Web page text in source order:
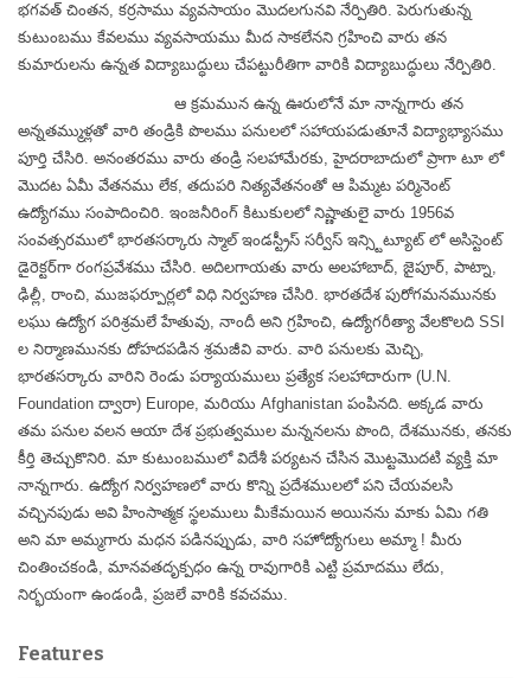
భగవత్ చింతన, కర్రసాము వ్యవసాయం మొదలగునవి నేర్పితిరి. పెరుగుతున్న
కుటుంబము కేవలము వ్యవసాయము మీద సాకలేనని గ్రహించి వారు తన
కుమారులను ఉన్నత విద్యాబుద్ధులు చేపట్టురీతిగా వారికి విద్యాబుద్ధులు నేర్పితిరి.
ఆ క్రమమున ఉన్న ఊరులోనే మా నాన్నగారు తన
అన్నతమ్ముళ్లతో వారి తండ్రికి పొలము పనులలో సహాయపడుతూనే విద్యాభ్యాసము
పూర్తి చేసిరి. అనంతరము వారు తండ్రి సలహామేరకు, హైదరాబాదులో ప్రాగా టూ లో
మొదట ఏమీ వేతనము లేక, తదుపరి నిత్యవేతనంతో ఆ పిమ్మట పర్మినెంట్
ఉద్యోగము సంపాదించిరి. ఇంజనీరింగ్ కిటుకులలో నిష్ణాతులై వారు 1956వ
సంవత్సరములో భారతసర్కారు స్మాల్ ఇండస్ట్రీస్ సర్వీస్ ఇన్స్టిట్యూట్ లో అసిస్టెంట్
డైరెక్టర్‌గా రంగప్రవేశము చేసిరి. అదిలగాయతు వారు అలహాబాద్, జైపూర్, పాట్నా,
ఢిల్లీ, రాంచి, ముజఫర్పూర్లలో విధి నిర్వహణ చేసిరి. భారతదేశ పురోగమనమునకు
లఘు ఉద్యోగ పరిశ్రమలే హేతువు, నాందీ అని గ్రహించి, ఉద్యోగరీత్యా వేలకొలది SSI
ల నిర్మాణమునకు దోహదపడిన శ్రమజీవి వారు. వారి పనులకు మెచ్చి,
భారతసర్కారు వారిని రెండు పర్యాయములు ప్రత్యేక సలహాదారుగా (U.N.
Foundation ద్వారా) Europe, మరియు Afghanistan పంపినది. అక్కడ వారు
తమ పనుల వలన ఆయా దేశ ప్రభుత్వముల మన్ననలను పొంది, దేశమునకు, తనకు
కీర్తి తెచ్చుకొనిరి. మా కుటుంబములో విదేశీ పర్యటన చేసిన మొట్టమొదటి వ్యక్తి మా
నాన్నగారు. ఉద్యోగ నిర్వహణలో వారు కొన్ని ప్రదేశములలో పని చేయవలసి
వచ్చినపుడు అవి హింసాత్మక స్థలములు మీకేమయిన అయినను మాకు ఏమి గతి
అని మా అమ్మగారు మధన పడినప్పుడు, వారి సహోద్యోగులు అమ్మా ! మీరు
చింతించకండి, మానవతదృక్పధం ఉన్న రావుగారికి ఎట్టి ప్రమాదము లేదు,
నిర్భయంగా ఉండండి, ప్రజలే వారికి కవచము.
Features